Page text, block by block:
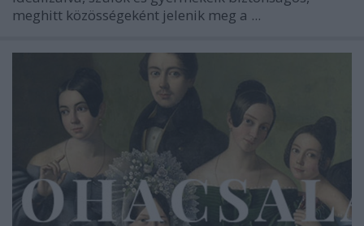
meghitt közösségeként jelenik meg a ...